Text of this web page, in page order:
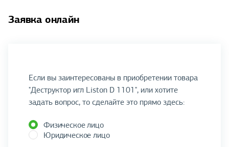
Заявка онлайн
Если вы заинтересованы в приобретении товара
"Деструктор игл Liston D 1101", или хотите
задать вопрос, то сделайте это прямо здесь:
Физическое лицо
Юридическое лицо